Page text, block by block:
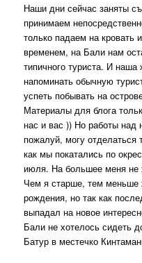
Наши дни сейчас заняты
принимаем
только падаем на
временем, на Бали нам
типичного туриста. И
напоминать обычную
успеть побывать на
Материалы для блога
нас и вас )) Но работы над
пожалуй, могу отделаться
как мы покатались по
июля. На большее меня не
Чем я старше, тем меньше
рождения, но так как
выпадал на новое
Бали не хотелось сидеть
Батур в местечко